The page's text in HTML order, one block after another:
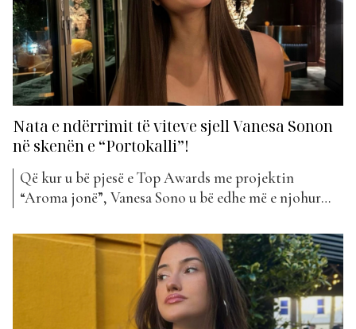
Nata e ndërrimit të viteve sjell Vanesa Sonon
në skenën e “Portokalli”!
Që kur u bë pjesë e Top Awards me projektin
“Aroma jonë”, Vanesa Sono u bë edhe më e njohur
saj. Artistja është bërë pjesë e pandashme e
klasifikimit të 100 këngëve më të mira moderne
shqiptare, të “The Top List”. Kjo...